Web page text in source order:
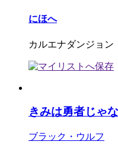
にほへ
カルエナダンジョン
きみは勇者じゃ
ブラック・ウルフ